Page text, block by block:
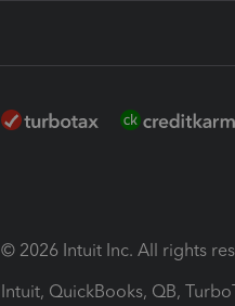
© 2026 Intuit Inc. All rights
Intuit, QuickBooks, QB,